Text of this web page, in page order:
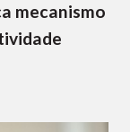
mecanismo